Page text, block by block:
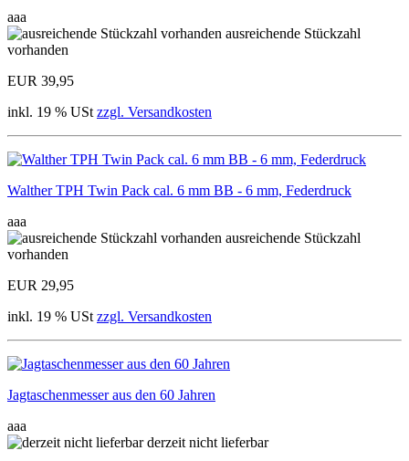
aaa
ausreichende Stückzahl
vorhanden
EUR 39,95
inkl. 19 % USt zzgl. Versandkosten
Walther TPH Twin Pack cal. 6 mm BB - 6 mm, Federdruck
aaa
ausreichende Stückzahl
vorhanden
EUR 29,95
inkl. 19 % USt zzgl. Versandkosten
Jagtaschenmesser aus den 60 Jahren
aaa
derzeit nicht lieferbar